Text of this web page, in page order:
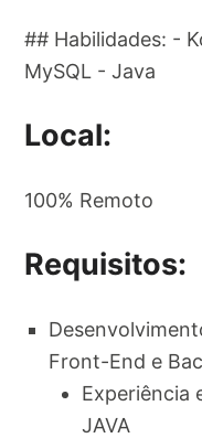
## Habilidades: -
MySQL - Java
Local:
100% Remoto
Requisitos:
Front-End e
Experiência
JAVA